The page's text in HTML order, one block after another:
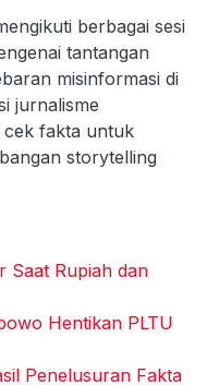
berbagai sesi
tantangan
misinformasi di
jurnalisme
cek fakta untuk
storytelling
Saat Rupiah dan
Hentikan PLTU
Penelusuran Fakta